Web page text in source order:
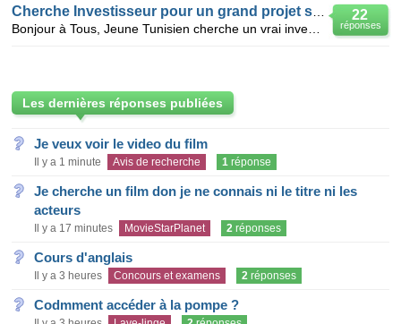
22
réponses
Les dernières réponses publiées
Je veux voir le video du film
Il y a 1 minute Avis de recherche 1 réponse
Je cherche un film don je ne connais ni le titre ni les
acteurs
Il y a 17 minutes MovieStarPlanet 2 réponses
Cours d'anglais
Il y a 3 heures Concours et examens 2 réponses
Codmment accéder à la pompe ?